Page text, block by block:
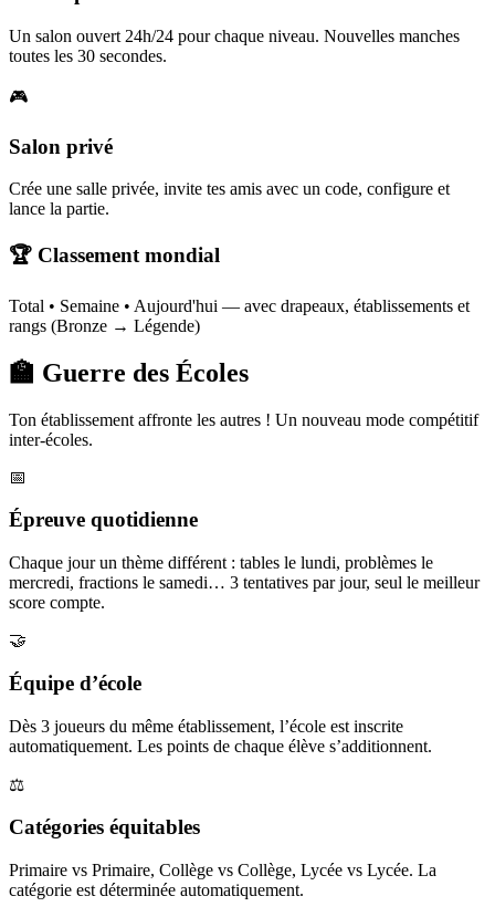
Un salon ouvert 24h/24 pour chaque niveau. Nouvelles manches
toutes les 30 secondes.
🎮
Salon privé
Crée une salle privée, invite tes amis avec un code, configure et
lance la partie.
🏆 Classement mondial
Total • Semaine • Aujourd'hui — avec drapeaux, établissements et
rangs (Bronze → Légende)
🏫 Guerre des Écoles
Ton établissement affronte les autres ! Un nouveau mode compétitif
inter-écoles.
📅
Épreuve quotidienne
Chaque jour un thème différent : tables le lundi, problèmes le
mercredi, fractions le samedi… 3 tentatives par jour, seul le meilleur
score compte.
🤝
Équipe d’école
Dès 3 joueurs du même établissement, l’école est inscrite
automatiquement. Les points de chaque élève s’additionnent.
⚖️
Catégories équitables
Primaire vs Primaire, Collège vs Collège, Lycée vs Lycée. La
catégorie est déterminée automatiquement.